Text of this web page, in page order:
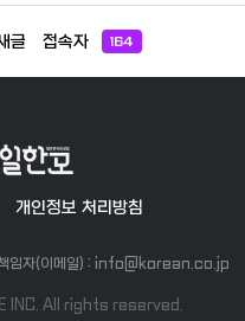
글 접속자 164
개인정보 처리방침
임자(이메일) : info@korean.co.jp
INC. All rights reserved.